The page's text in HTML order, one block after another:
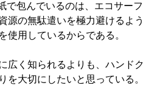
で包んでいるのは、エコサーフ
源の無駄遣いを極力避けるよう
使用しているからである。
広く知られるよりも、ハンドク
を大切にしたいと思っている。